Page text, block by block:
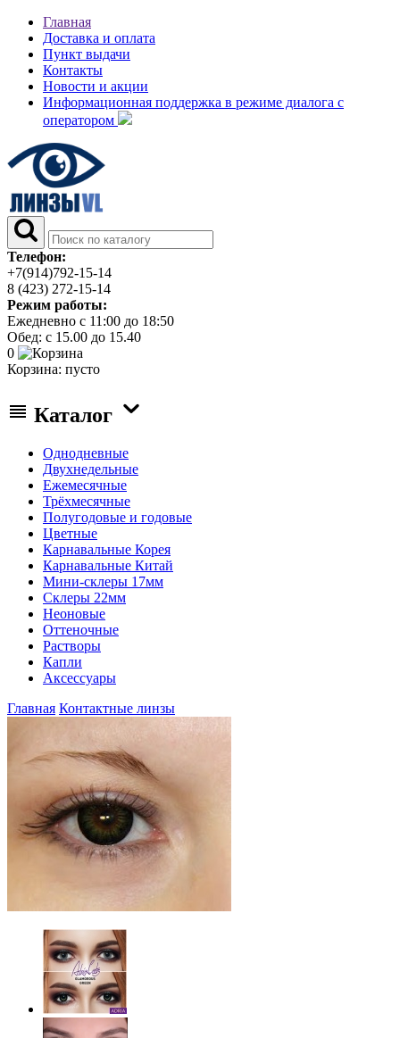
Главная
Доставка и оплата
Пункт выдачи
Контакты
Новости и акции
Информационная поддержка в режиме диалога с
оператором
Телефон:
+7(914)792-15-14
8 (423) 272-15-14
Режим работы:
Ежедневно с 11:00 до 18:50
Обед: с 15.00 до 15.40
0
Корзина: пусто
Каталог
Однодневные
Двухнедельные
Ежемесячные
Трёхмесячные
Полугодовые и годовые
Цветные
Карнавальные Корея
Карнавальные Китай
Мини-склеры 17мм
Склеры 22мм
Неоновые
Оттеночные
Растворы
Капли
Аксессуары
Главная Контактные линзы